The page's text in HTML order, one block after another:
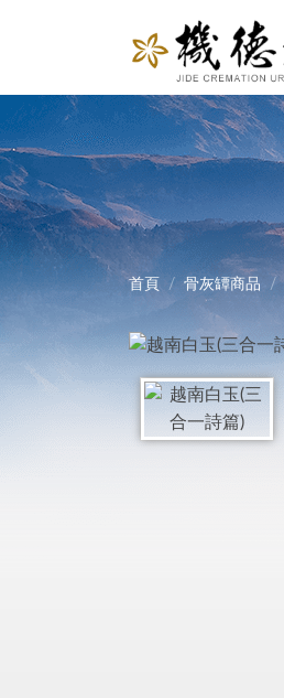
首頁 骨灰罈商品